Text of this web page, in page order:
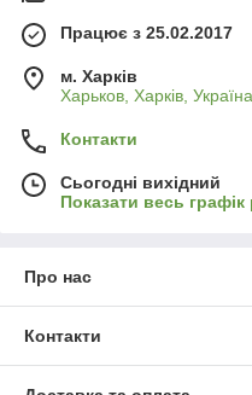
Працює з 25.02.2017
м. Харків
Харьков, Харків, Україна
Контакти
Сьогодні вихідний
Показати весь графік
Про нас
Контакти